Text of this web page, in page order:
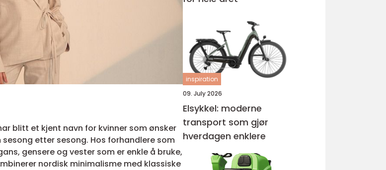
blitt et kjent navn for kvinner som ønsker
etter sesong. Hos forhandlere som
gensere og vester som er enkle å bruke,
nordisk minimalisme med klassiske
inspiration
09. July 2026
Elsykkel: moderne
transport som gjør
hverdagen enklere